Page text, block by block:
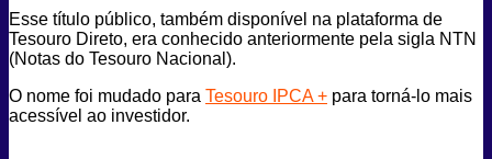
Esse título público, também disponível na plataforma de
Tesouro Direto, era conhecido anteriormente pela sigla NTN
(Notas do Tesouro Nacional).
O nome foi mudado para Tesouro IPCA + para torná-lo mais
acessível ao investidor.